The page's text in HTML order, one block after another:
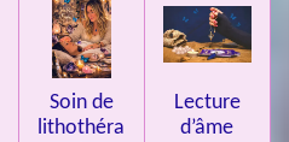
Soin de
lithothéra
Lecture
d’âme